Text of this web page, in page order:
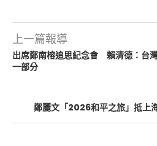
上一篇報導
出席鄭南榕追思紀念會 賴清德：台
一部分
鄭麗文「2026和平之旅」抵上